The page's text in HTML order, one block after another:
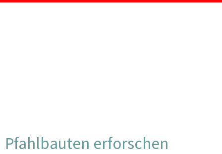
Pfahlbauten erforschen
FAQ